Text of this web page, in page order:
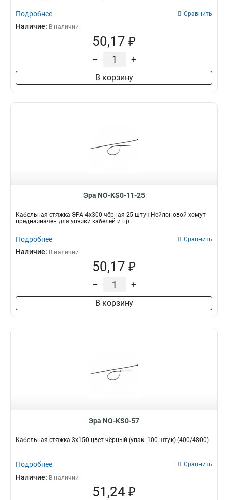
Подробнее Сравнить
Наличие: В наличии
50,17 ₽
– +
В корзину
Эра NO-KS0-11-25
Кабельная стяжка ЭРА 4x300 чёрная 25 штук Нейлоновой хомут
предназначен для увязки кабелей и пр...
Подробнее Сравнить
Наличие: В наличии
50,17 ₽
– +
В корзину
Эра NO-KS0-57
Кабельная стяжка 3х150 цвет чёрный (упак. 100 штук) (400/4800)
Подробнее Сравнить
Наличие: В наличии
51,24 ₽